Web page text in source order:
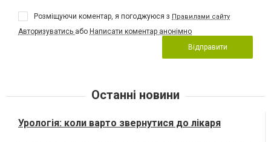
Розміщуючи коментар, я погоджуюся з Правилами сайту
Авторизуватись або Написати коментар анонімно
Відправити
Останні новини
Урологія: коли варто звернутися до лікаря